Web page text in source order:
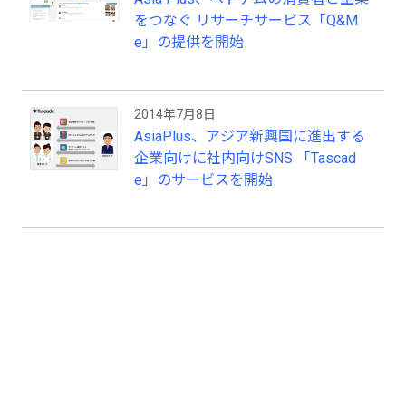
をつなぐ リサーチサービス「Q&M
e」の提供を開始
2014年7月8日
AsiaPlus、アジア新興国に進出する
企業向けに社内向けSNS 「Tascad
e」のサービスを開始